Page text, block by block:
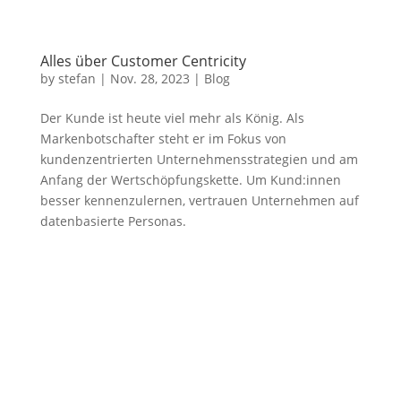
Alles über Customer Centricity
by stefan | Nov. 28, 2023 | Blog
Der Kunde ist heute viel mehr als König. Als
Markenbotschafter steht er im Fokus von
kundenzentrierten Unternehmensstrategien und am
Anfang der Wertschöpfungskette. Um Kund:innen
besser kennenzulernen, vertrauen Unternehmen auf
datenbasierte Personas.